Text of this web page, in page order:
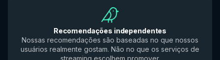
Recomendações independentes
Nossas recomendações são baseadas no que nossos
usuários realmente gostam. Não no que os serviços de
streaming escolhem promover.